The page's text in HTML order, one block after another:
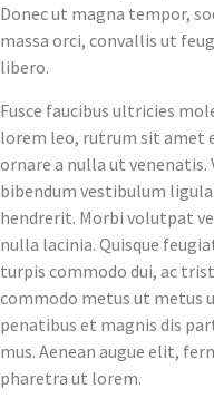
Donec ut magna tempor,
massa orci, convallis ut
libero.
Fusce faucibus ultricies
lorem leo, rutrum sit amet
ornare a nulla ut venenatis.
bibendum vestibulum
hendrerit. Morbi volutpat
nulla lacinia. Quisque
turpis commodo dui, ac
commodo metus ut metus
penatibus et magnis dis
mus. Aenean augue elit,
pharetra ut lorem.